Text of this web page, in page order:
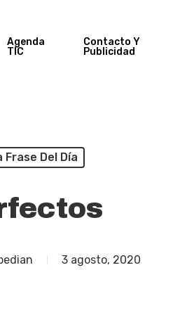
Agenda
TIC
Contacto Y
Publicidad
Frase Del Día
3 agosto, 2020